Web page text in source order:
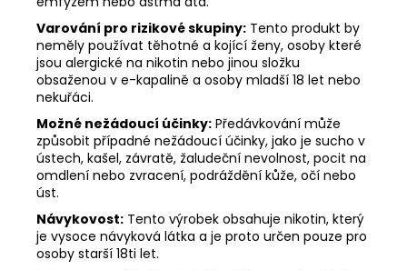
Varování pro rizikové skupiny: Tento produkt by
neměly používat těhotné a kojící ženy, osoby které
jsou alergické na nikotin nebo jinou složku
obsaženou v e-kapalině a osoby mladší 18 let nebo
nekuřáci.
Možné nežádoucí účinky: Předávkování může
způsobit případné nežádoucí účinky, jako je sucho v
ústech, kašel, závratě, žaludeční nevolnost, pocit na
omdlení nebo zvracení, podráždění kůže, očí nebo
úst.
Návykovost: Tento výrobek obsahuje nikotin, který
je vysoce návyková látka a je proto určen pouze pro
osoby starší 18ti let.